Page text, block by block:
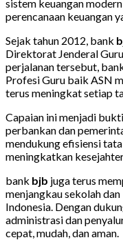
sistem keuangan
perencanaan keuangan
Sejak tahun 2012, bank
Direktorat Jenderal
perjalanan tersebut,
Profesi Guru baik ASN
terus meningkat setiap
Capaian ini menjadi
perbankan dan
mendukung efisiensi
meningkatkan
bank bjb juga terus
menjangkau sekolah
Indonesia. Dengan
administrasi dan
cepat, mudah, dan aman.